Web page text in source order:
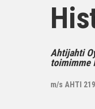
Ahtijahti
toimimme
m/s AHTI